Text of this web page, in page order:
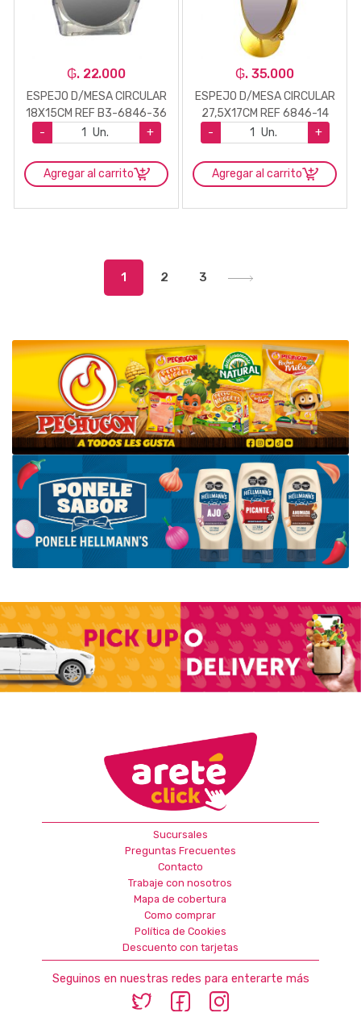
₲. 22.000
ESPEJO D/MESA CIRCULAR
18X15CM REF B3-6846-36
-
Un. +
Agregar al carrito
₲. 35.000
ESPEJO D/MESA CIRCULAR
27,5X17CM REF 6846-14
-
Un. +
Agregar al carrito
1 2 3
Sucursales
Preguntas Frecuentes
Contacto
Trabaje con nosotros
Mapa de cobertura
Como comprar
Política de Cookies
Descuento con tarjetas
Seguinos en nuestras redes para enterarte más